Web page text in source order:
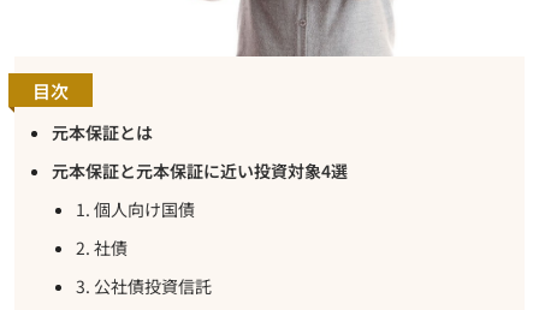
目次
元本保証とは
元本保証と元本保証に近い投資対象4選
1. 個人向け国債
2. 社債
3. 公社債投資信託